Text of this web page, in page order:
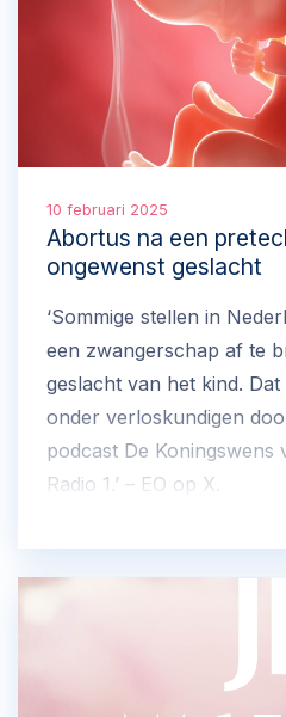
10 februari 2025
Abortus na een
ongewenst geslacht
‘Sommige stellen in
een zwangerschap af te
geslacht van het kind.
onder verloskundigen
podcast De Koningswens
Radio 1.’ – EO op X.